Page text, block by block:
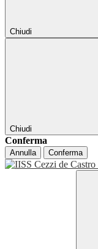
Chiudi
Chiudi
Conferma
Annulla Conferma